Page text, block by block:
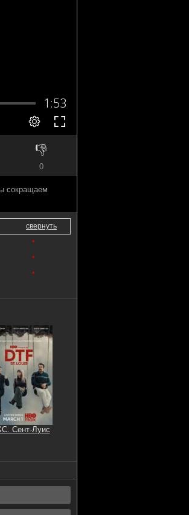
👎
0
сокращаем
свернуть
*
*
*
Сент-Луис